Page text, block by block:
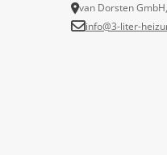
van Dorsten
info@3-liter-